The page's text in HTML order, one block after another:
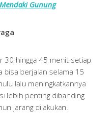
Gunung
30 hingga 45 menit setiap
bisa berjalan selama 15
lalu meningkatkannya
lebih penting dibanding
jarang dilakukan.